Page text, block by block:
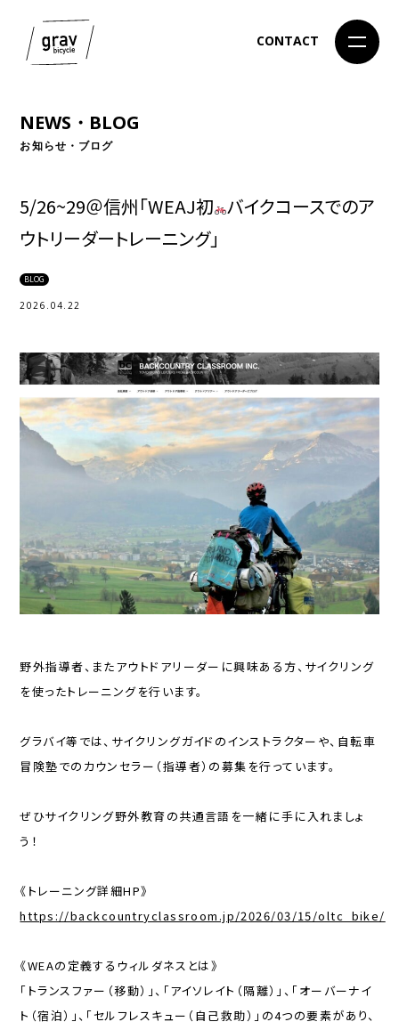
CONTACT
NEWS・BLOG
お知らせ・ブログ
5/26~29＠信州「WEAJ初 バイクコースでのア
ウトリーダートレーニング」
BLOG
2026.04.22
野外指導者、またアウトドアリーダーに興味ある方、サイクリング
を使ったトレーニングを行います。
グラバイ等では、サイクリングガイドのインストラクターや、自転車
冒険塾でのカウンセラー（指導者）の募集を行っています。
ぜひサイクリング野外教育の共通言語を一緒に手に入れましょ
う！
《トレーニング詳細HP》
https://backcountryclassroom.jp/2026/03/15/oltc_bike/
《WEAの定義するウィルダネスとは》
「トランスファー（移動）」、「アイソレイト（隔離）」、「オーバーナイ
ト（宿泊）」、「セルフレスキュー（自己救助）」の4つの要素があり、